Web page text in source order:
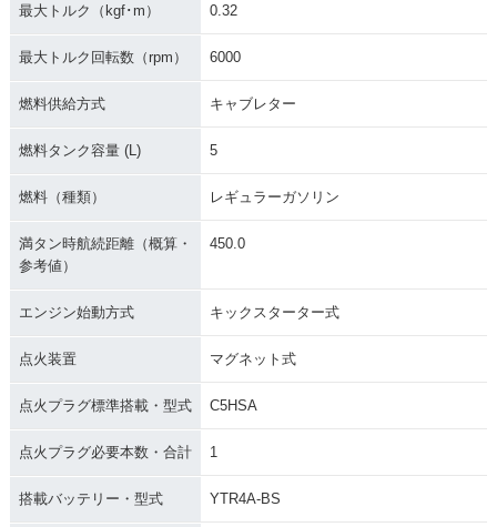
mited・特別・限定
カラーチェンジ
1992年 MONKEY・
マイナーチェンジ
1990年 MONKEY・
1988年 MONKEY・
カラーチェンジ
1985年 MONKEY・
マイナーチェンジ
最大トルク（kgf･m） 0.32
最大トルク回転数（rpm） 6000
燃料供給方式 キャブレター
燃料タンク容量 (L) 5
燃料（種類） レギュラーガソリン
満タン時航続距離（概算・
参考値）
450.0
エンジン始動方式 キックスターター式
点火装置 マグネット式
点火プラグ標準搭載・型式 C5HSA
点火プラグ必要本数・合計 1
搭載バッテリー・型式 YTR4A-BS